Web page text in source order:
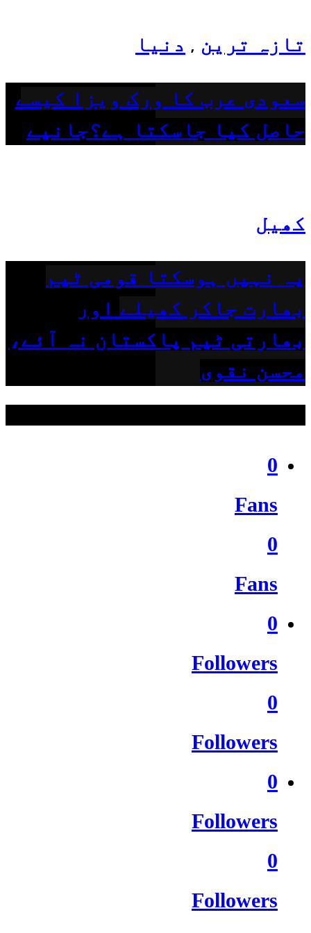
تازہ ترین , دنیا
سعودی عرب کا ورک ویزا کیسے
حاصل کیا جاسکتا ہے؟جانیے
کھیل
یہ نہیں ہوسکتا قومی ٹیم
بھارت جاکر کھیلے اور
بھارتی ٹیم پاکستان نہ آئے،
محسن نقوی
0
Fans
0
Fans
0
Followers
0
Followers
0
Followers
0
Followers